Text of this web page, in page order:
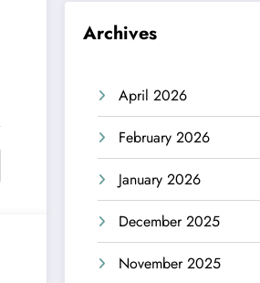
Archives
April 2026
February 2026
January 2026
December 2025
November 2025